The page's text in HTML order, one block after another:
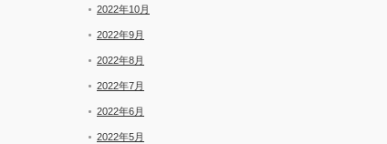
2022年10月
2022年9月
2022年8月
2022年7月
2022年6月
2022年5月